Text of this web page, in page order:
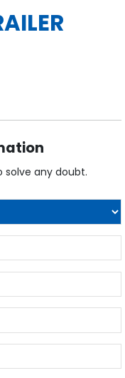
solve any doubt.